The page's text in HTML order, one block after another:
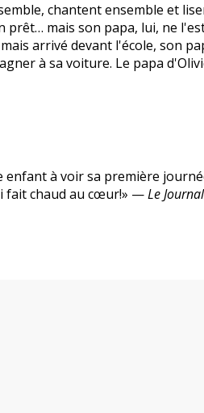
chantent ensemble et
prêt… mais son papa, lui, ne
arrivé devant l'école, son
à sa voiture. Le papa
à voir sa première
fait chaud au cœur!» —Le